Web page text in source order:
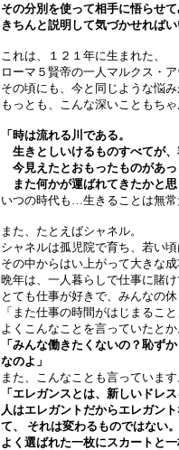
その分別を使って相手に悟らせ
きちんと説明して気づかせれば
これは、１２１年に生まれた、
ローマ５賢帝の一人マルクス・
その頃にも、今と同じような悩
もっとも、こんな深いこともち
「時は流れる川である。
生きとしいけるものすべてが
今見えたとおもったものがあ
また何かが運ばれてきたかと
いつの時代も…生きることは無
また、たとえばシャネル。
シャネルは孤児院で育ち、若い
その中からはい上がって大きな
晩年は、一人暮らしで仕事に賭
とても仕事が好きで、みんなの
「また仕事の時間がはじまるこ
よくこんなことを言っていたと
「みんな働きたくないの？恥ず
なのよ」
また、こんなことも言っていま
「エレガンスとは、新しいドレ
人はエレガントだからエレガン
て、 それは変わるものではない。
よく選ばれた一枚にスカートと